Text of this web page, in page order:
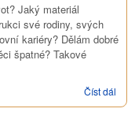
Jaký materiál
své rodiny, svých
kariéry? Dělám dobré
špatné? Takové
Číst dál
jako